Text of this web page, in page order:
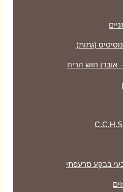
(גתות)
אובדן חוש הריח
בבקע סרעפתי